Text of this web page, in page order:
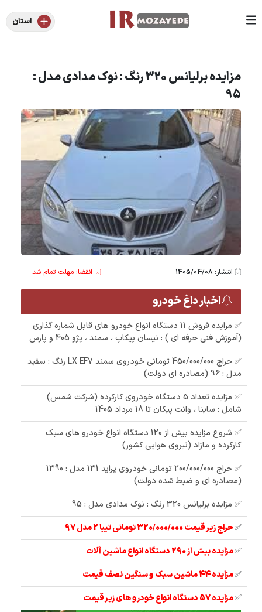
استان
مزایده برلیانس 320 رنگ : نوک مدادی مدل :
95
انتشار: 1405/04/08 انقضا: مهلت تمام شد
اخبار داغ خودرو
✅ مزایده فروش 11 دستگاه انواع خودرو های قابل شماره گذاری
(آموزش فنی حرفه ای ) : نیسان پیکاپ ، سمند ، پژو 405 و پارس
✅ حراج 450/000/000 تومانی خودروی سمند LX EF7 رنگ : سفید
مدل : 96 (مصادره ای دولت)
✅ مزایده تعداد 5 دستگاه خودروی کارکرده (شرکت شمس)
شامل : ساینا ، وانت پیکان تا 18 مرداد 1405
✅ شروع مزایده بیش از 120 دستگاه انواع خودرو های سبک
کارکرده و مازاد (نیروی هوایی کشور)
✅ حراج 200/000/000 تومانی خودروی پراید 131 مدل : 1390
(مصادره ای و ضبط شده دولت)
✅ مزایده برلیانس 320 رنگ : نوک مدادی مدل : 95
✅حراج زیر قیمت 320/000/000 تومانی تیبا 2 مدل 97
✅مزایده بیش از 290 دستگاه انواع ماشین آلات
✅مزایده 44 ماشین سبک و سنگین نصف قیمت
✅مزایده 57 دستگاه انواع خودرو های زیر قیمت